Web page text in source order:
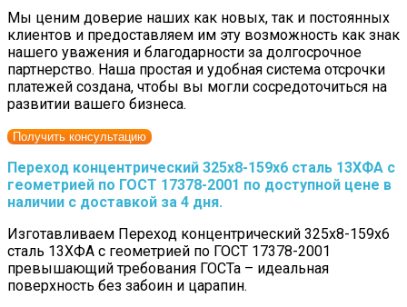
Мы ценим доверие наших как новых, так и постоянных
клиентов и предоставляем им эту возможность как знак
нашего уважения и благодарности за долгосрочное
партнерство. Наша простая и удобная система отсрочки
платежей создана, чтобы вы могли сосредоточиться на
развитии вашего бизнеса.
Получить консультацию
Переход концентрический 325х8-159х6 сталь 13ХФА с
геометрией по ГОСТ 17378-2001 по доступной цене в
наличии с доставкой за 4 дня.
Изготавливаем Переход концентрический 325х8-159х6
сталь 13ХФА с геометрией по ГОСТ 17378-2001
превышающий требования ГОСТа – идеальная
поверхность без забоин и царапин.